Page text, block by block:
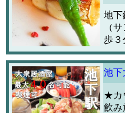
地
（
歩３
池下
★カ
飲